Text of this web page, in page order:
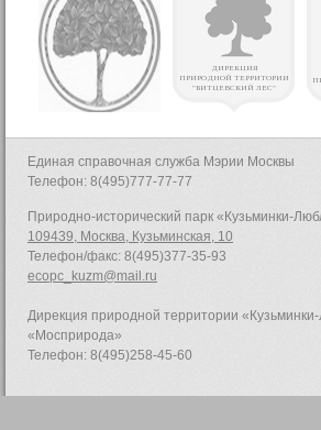
Единая справочная служба Мэрии Москвы
Телефон: 8(495)777-77-77
Природно-исторический парк «Кузьминки-
109439, Москва, Кузьминская, 10
Телефон/факс: 8(495)377-35-93
ecopc_kuzm@mail.ru
Дирекция природной территории
«Мосприрода»
Телефон: 8(495)258-45-60